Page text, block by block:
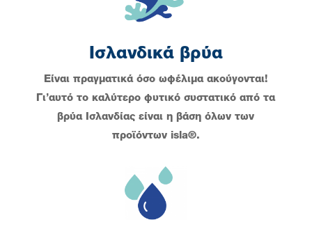
Ισλανδικά βρύα
Είναι πραγματικά όσο ωφέλιμα ακούγονται!
Γι’αυτό το καλύτερο φυτικό συστατικό από τα
βρύα Ισλανδίας είναι η βάση όλων των
προϊόντων isla®.